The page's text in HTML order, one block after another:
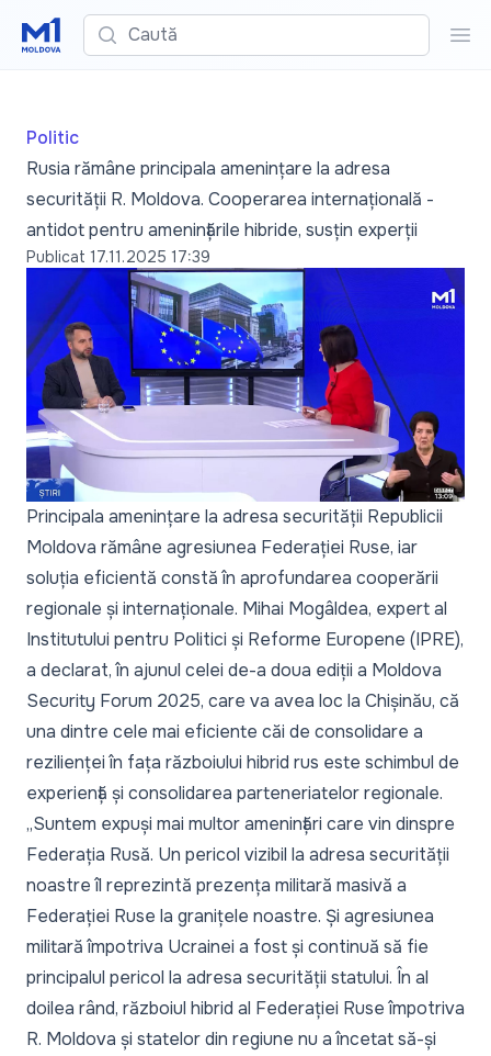
Caută
Politic
Rusia rămâne principala amenințare la adresa
securității R. Moldova. Cooperarea internațională -
antidot pentru amenințările hibride, susțin experții
Publicat 17.11.2025 17:39
Principala amenințare la adresa securității Republicii
Moldova rămâne agresiunea Federației Ruse, iar
soluția eficientă constă în aprofundarea cooperării
regionale și internaționale. Mihai Mogâldea, expert al
Institutului pentru Politici și Reforme Europene (IPRE),
a declarat, în ajunul celei de-a doua ediții a Moldova
Security Forum 2025, care va avea loc la Chișinău, că
una dintre cele mai eficiente căi de consolidare a
rezilienței în fața războiului hibrid rus este schimbul de
experiență și consolidarea parteneriatelor regionale.
„Suntem expuși mai multor amenințări care vin dinspre
Federația Rusă. Un pericol vizibil la adresa securității
noastre îl reprezintă prezența militară masivă a
Federației Ruse la granițele noastre. Și agresiunea
militară împotriva Ucrainei a fost și continuă să fie
principalul pericol la adresa securității statului. În al
doilea rând, războiul hibrid al Federației Ruse împotriva
R. Moldova și statelor din regiune nu a încetat să-și